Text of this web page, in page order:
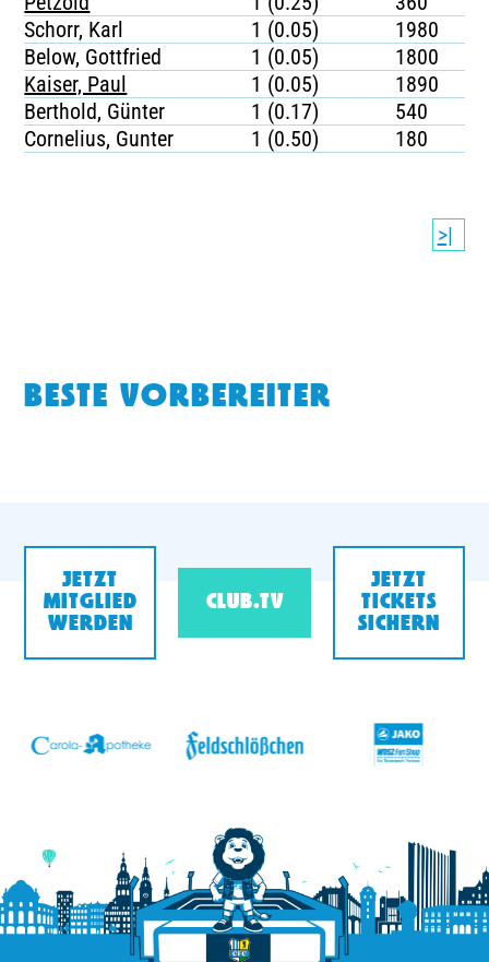
Schorr, Karl
1 (0.05)
1980
Below, Gottfried
1 (0.05)
1800
Kaiser, Paul
1 (0.05)
1890
Berthold, Günter
1 (0.17)
540
Cornelius, Gunter
1 (0.50) 180
>|
BESTE VORBEREITER
JETZT
MITGLIED
WERDEN
CLUB.TV
JETZT
TICKETS
SICHERN